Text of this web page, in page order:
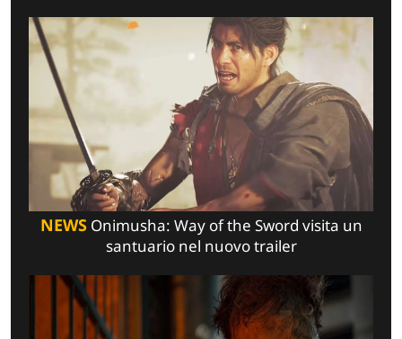
NEWSOnimusha: Way of the Sword visita un
santuario nel nuovo trailer